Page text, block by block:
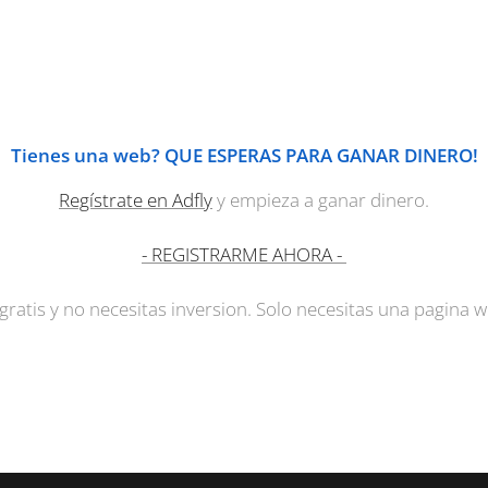
Tienes una web? QUE ESPERAS PARA GANAR DINERO!
Regístrate en Adflyy empieza a ganar dinero.
- REGISTRARME AHORA -
y no necesitas inversion. Solo necesitas una pagina